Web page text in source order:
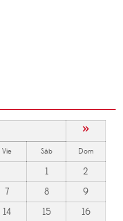
»
Vie Sáb Dom
1
2
7 8
9
14 15
16